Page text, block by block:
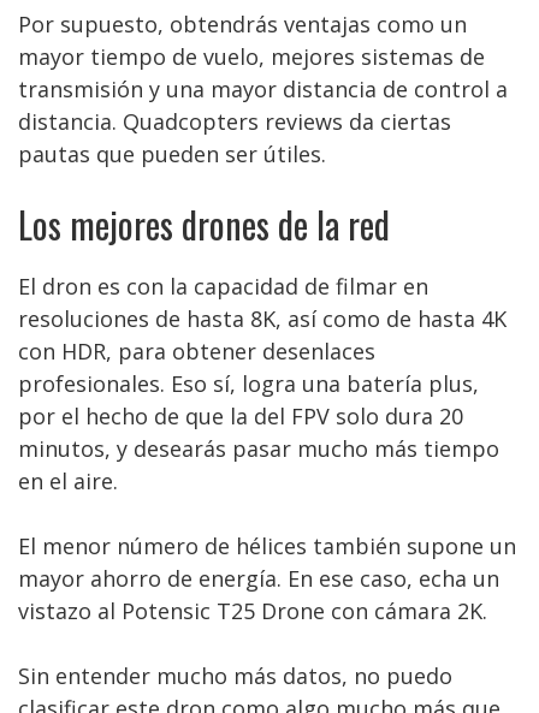
Por supuesto, obtendrás ventajas como un
mayor tiempo de vuelo, mejores sistemas de
transmisión y una mayor distancia de control a
distancia. Quadcopters reviews da ciertas
pautas que pueden ser útiles.
Los mejores drones de la red
El dron es con la capacidad de filmar en
resoluciones de hasta 8K, así como de hasta 4K
con HDR, para obtener desenlaces
profesionales. Eso sí, logra una batería plus,
por el hecho de que la del FPV solo dura 20
minutos, y desearás pasar mucho más tiempo
en el aire.
El menor número de hélices también supone un
mayor ahorro de energía. En ese caso, echa un
vistazo al Potensic T25 Drone con cámara 2K.
Sin entender mucho más datos, no puedo